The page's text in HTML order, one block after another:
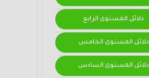
دلائل المستوى الرابع
دلائل المستوى الخامس
دلائل المستوى السادس